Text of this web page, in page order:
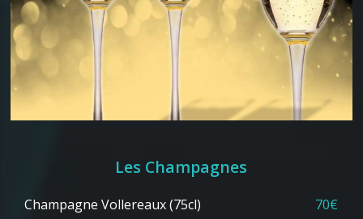
Les Champagnes
Champagne Vollereaux (75cl)
70€